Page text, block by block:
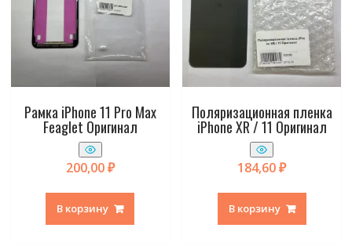
Рамка iPhone 11 Pro Max
Feaglet Оригинал
200,00₽
В корзину
Поляризационная пленка
iPhone XR / 11 Оригинал
184,60₽
В корзину